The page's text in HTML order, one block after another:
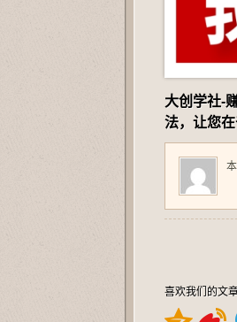
大创学社-
法，让您
喜欢我们的文